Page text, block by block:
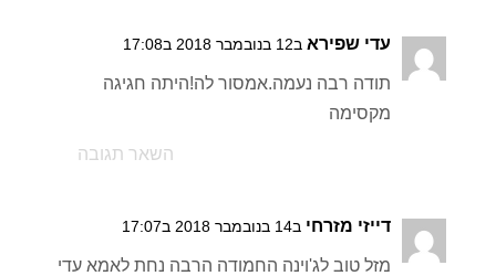
עדי שפירא ב12 בנובמבר 2018 ב17:08
תודה רבה נעמה.אמסור לה!היתה חגיגה
מקסימה
השאר תגובה
דייזי מזרחי ב14 בנובמבר 2018 ב17:07
מזל טוב לג'וינה החמודה הרבה נחת לאמא עדי